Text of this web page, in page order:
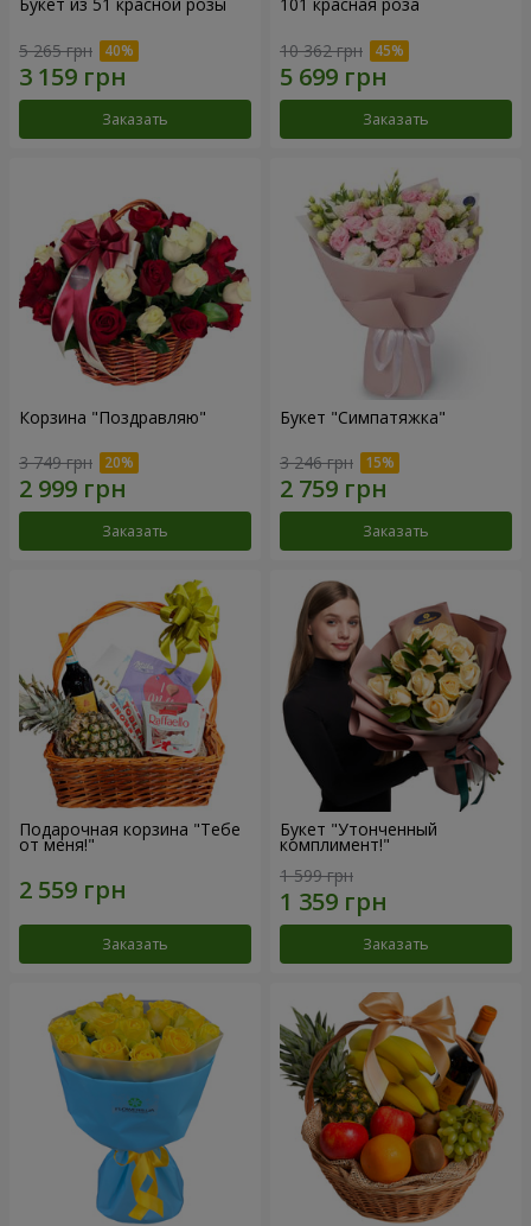
5 265 грн
Заказать
10 362 грн
Заказать
Корзина "Поздравляю"
3 749 грн
Заказать
Букет "Симпатяжка"
3 246 грн
Заказать
Подарочная корзина "Тебе
от меня!"
Заказать
Букет "Утонченный
комплимент!"
1 599 грн
Заказать